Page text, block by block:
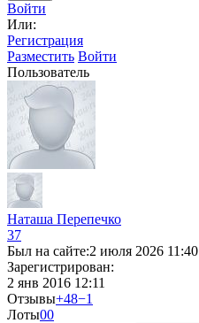
Войти
Или:
Регистрация
Разместить Войти
Пользователь
Наташа Перепечко
37
Был на сайте:2 июля 2026 11:40
Зарегистрирован:
2 янв 2016 12:11
Отзывы+48−1
Лоты00